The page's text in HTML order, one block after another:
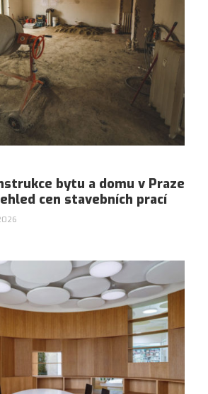
bytu a domu v Praze
cen stavebních prací